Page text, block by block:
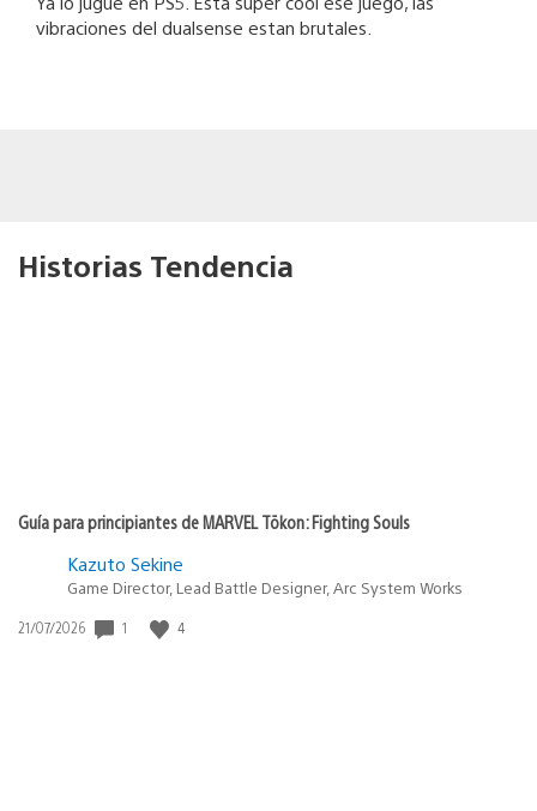
vibraciones del dualsense estan brutales.
Historias Tendencia
Guía para principiantes de MARVEL Tōkon: Fighting Souls
Kazuto Sekine
Game Director, Lead Battle Designer, Arc System Works
Fecha
21/07/2026 1 4